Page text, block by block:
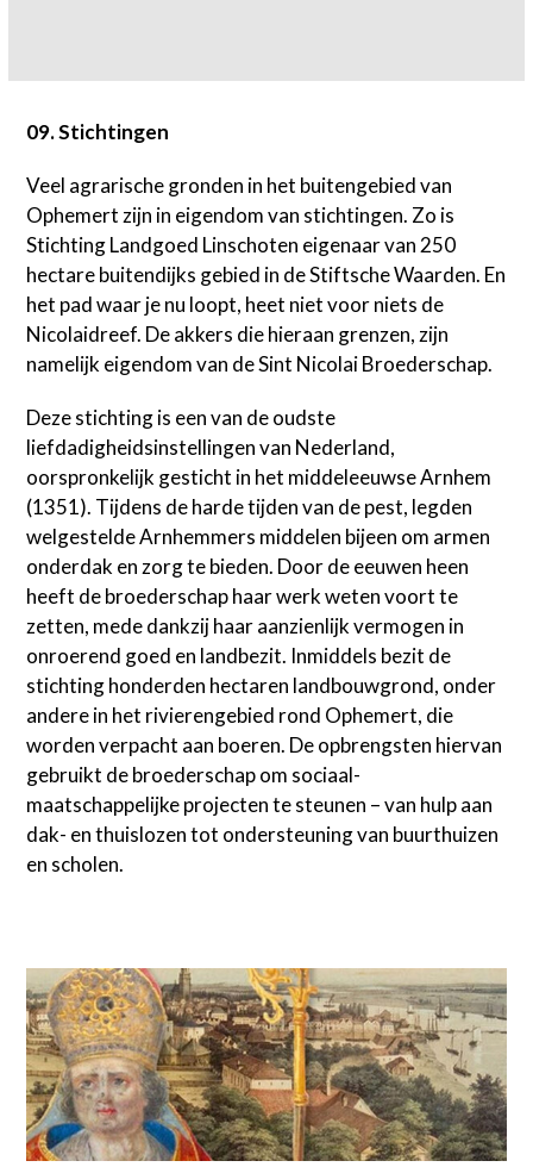
09. Stichtingen
Veel agrarische gronden in het buitengebied van
Ophemert zijn in eigendom van stichtingen. Zo is
Stichting Landgoed Linschoten eigenaar van 250
hectare buitendijks gebied in de Stiftsche Waarden. En
het pad waar je nu loopt, heet niet voor niets de
Nicolaidreef. De akkers die hieraan grenzen, zijn
namelijk eigendom van de Sint Nicolai Broederschap.
Deze stichting is een van de oudste
liefdadigheidsinstellingen van Nederland,
oorspronkelijk gesticht in het middeleeuwse Arnhem
(1351). Tijdens de harde tijden van de pest, legden
welgestelde Arnhemmers middelen bijeen om armen
onderdak en zorg te bieden. Door de eeuwen heen
heeft de broederschap haar werk weten voort te
zetten, mede dankzij haar aanzienlijk vermogen in
onroerend goed en landbezit. Inmiddels bezit de
stichting honderden hectaren landbouwgrond, onder
andere in het rivierengebied rond Ophemert, die
worden verpacht aan boeren. De opbrengsten hiervan
gebruikt de broederschap om sociaal-
maatschappelijke projecten te steunen – van hulp aan
dak- en thuislozen tot ondersteuning van buurthuizen
en scholen.